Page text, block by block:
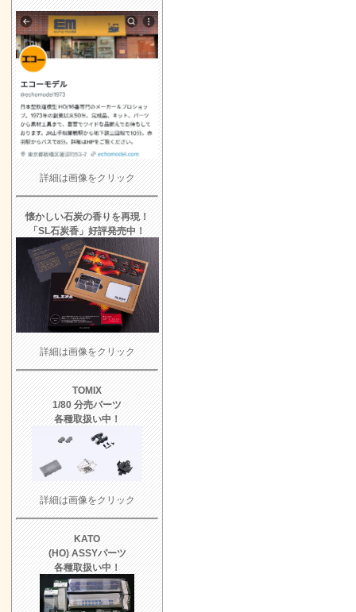
詳細は画像をクリック
懐かしい石炭の香りを再現！
「SL石炭香」好評発売中！
詳細は画像をクリック
TOMIX
1/80 分売パーツ
各種取扱い中！
詳細は画像をクリック
KATO
(HO) ASSYパーツ
各種取扱い中！